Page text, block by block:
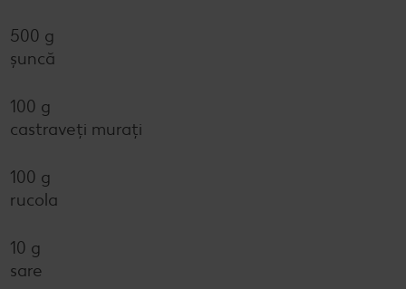
500 g
șuncă
100 g
castraveți murați
100 g
rucola
10 g
sare